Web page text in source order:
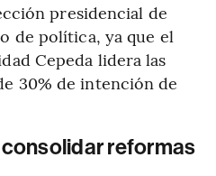
presidencial de
de política, ya que el
Cepeda lidera las
30% de intención de
reformas